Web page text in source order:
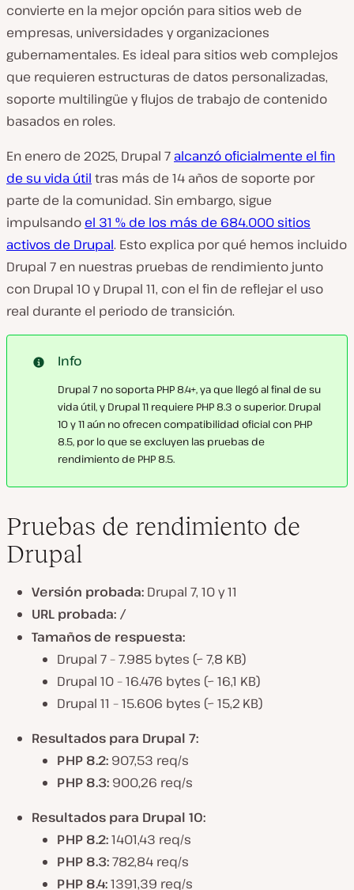
convierte en la mejor opción para sitios web de
empresas, universidades y organizaciones
gubernamentales. Es ideal para sitios web complejos
que requieren estructuras de datos personalizadas,
soporte multilingüe y flujos de trabajo de contenido
basados en roles.
En enero de 2025, Drupal 7 alcanzó oficialmente el fin
de su vida útil tras más de 14 años de soporte por
parte de la comunidad. Sin embargo, sigue
impulsando el 31 % de los más de 684.000 sitios
activos de Drupal. Esto explica por qué hemos incluido
Drupal 7 en nuestras pruebas de rendimiento junto
con Drupal 10 y Drupal 11, con el fin de reflejar el uso
real durante el periodo de transición.
Info
Drupal 7 no soporta PHP 8.4+, ya que llegó al final de su
vida útil, y Drupal 11 requiere PHP 8.3 o superior. Drupal
10 y 11 aún no ofrecen compatibilidad oficial con PHP
8.5, por lo que se excluyen las pruebas de
rendimiento de PHP 8.5.
Pruebas de rendimiento de
Drupal
Versión probada: Drupal 7, 10 y 11
URL probada: /
Tamaños de respuesta:
Drupal 7 – 7.985 bytes (~ 7,8 KB)
Drupal 10 – 16.476 bytes (~ 16,1 KB)
Drupal 11 – 15.606 bytes (~ 15,2 KB)
Resultados para Drupal 7:
PHP 8.2: 907,53 req/s
PHP 8.3: 900,26 req/s
Resultados para Drupal 10:
PHP 8.2:1401,43 req/s
PHP 8.3:782,84 req/s
PHP 8.4:1391,39 req/s